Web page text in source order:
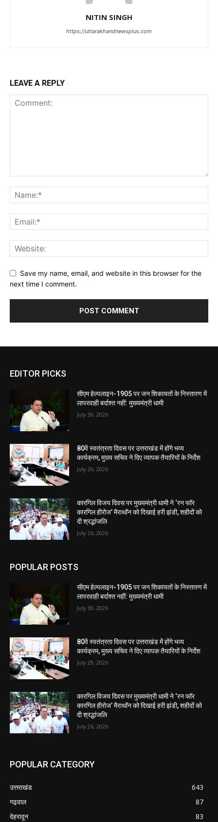
NITIN SINGH
https://uttarakhandnewsplus.com
LEAVE A REPLY
Save my name, email, and website in this browser for the
next time I comment.
EDITOR PICKS
सीएम हेल्पलाइन-1905 पर जन शिकायतों के निस्तारण में
लापरवाही बर्दाश्त नहीं: मुख्यमंत्री धामी
July 30, 2026
80वें स्वतंत्रता दिवस पर उत्तराखंड में होंगे भव्य
कार्यक्रम, मुख्य सचिव ने दिए व्यापक तैयारियों के निर्देश
July 29, 2026
कारगिल विजय दिवस पर मुख्यमंत्री धामी ने ‘रन फॉर
कारगिल हीरोज’ मैराथॉन को दिखाई हरी झंडी, शहीदों को
दी श्रद्धांजलि
July 26, 2026
POPULAR POSTS
सीएम हेल्पलाइन-1905 पर जन शिकायतों के निस्तारण में
लापरवाही बर्दाश्त नहीं: मुख्यमंत्री धामी
July 30, 2026
80वें स्वतंत्रता दिवस पर उत्तराखंड में होंगे भव्य
कार्यक्रम, मुख्य सचिव ने दिए व्यापक तैयारियों के निर्देश
July 29, 2026
कारगिल विजय दिवस पर मुख्यमंत्री धामी ने ‘रन फॉर
कारगिल हीरोज’ मैराथॉन को दिखाई हरी झंडी, शहीदों को
दी श्रद्धांजलि
July 26, 2026
POPULAR CATEGORY
उत्तराखंड
643
गढ़वाल
87
देहरादून
83